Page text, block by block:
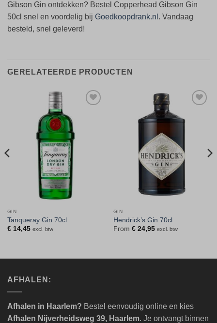
Gibson Gin ontdekken? Bestel Copperhead Gibson Gin
50cl snel en voordelig bij Goedkoopdrank.nl . Vandaag
besteld, snel geleverd!
GERELATEERDE PRODUCTEN
verlanglijst
GIN
Tanqueray Gin 70cl
€14,45 excl. btw
GIN
Hendrick’s Gin 70cl
From €24,95 excl. btw
AFHALEN:
Afhalen in Haarlem? Bestel eenvoudig online en kies
Afhalen Nijverheidsweg 39, Haarlem. Je ontvangt binnen